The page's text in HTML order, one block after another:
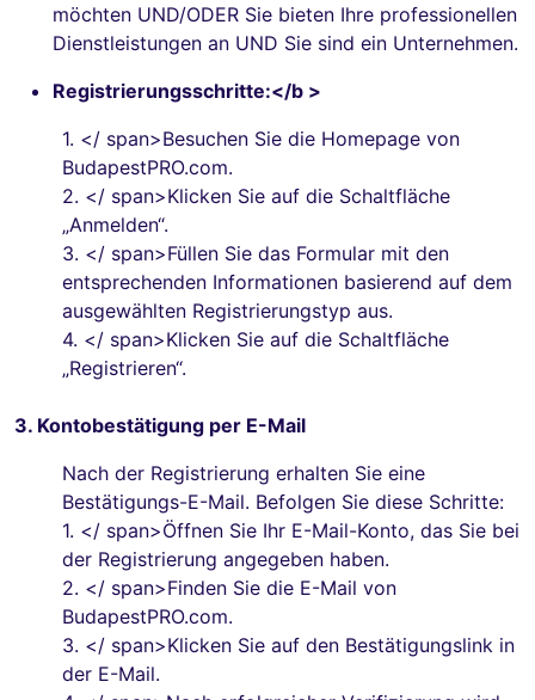
möchten UND/ODER Sie bieten Ihre professionellen
Dienstleistungen an UND Sie sind ein Unternehmen.
Registrierungsschritte:</b >
1. </ span>Besuchen Sie die Homepage von
BudapestPRO.com.
2. </ span>Klicken Sie auf die Schaltfläche
„Anmelden“.
3. </ span>Füllen Sie das Formular mit den
entsprechenden Informationen basierend auf dem
ausgewählten Registrierungstyp aus.
4. </ span>Klicken Sie auf die Schaltfläche
„Registrieren“.
3. Kontobestätigung per E-Mail
Nach der Registrierung erhalten Sie eine
Bestätigungs-E-Mail. Befolgen Sie diese Schritte:
1. </ span>Öffnen Sie Ihr E-Mail-Konto, das Sie bei
der Registrierung angegeben haben.
2. </ span>Finden Sie die E-Mail von
BudapestPRO.com.
3. </ span>Klicken Sie auf den Bestätigungslink in
der E-Mail.